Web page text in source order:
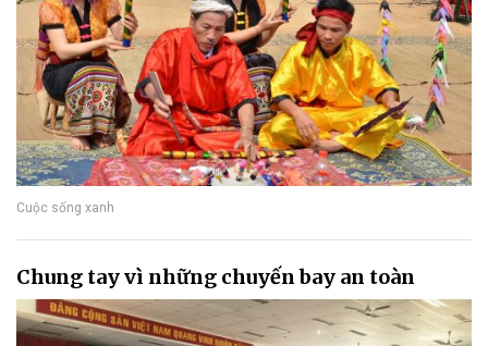
Cuộc sống xanh
Chung tay vì những chuyến bay an toàn